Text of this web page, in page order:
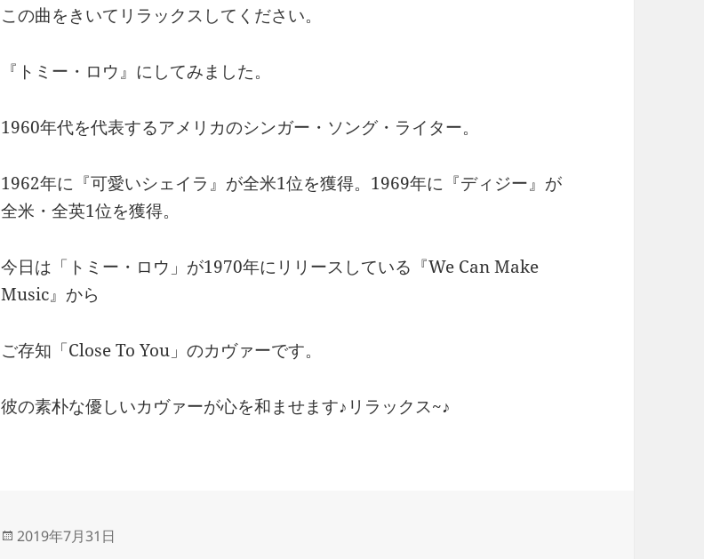
この曲をきいてリラックスしてください。
『トミー・ロウ』にしてみました。
1960年代を代表するアメリカのシンガー・ソング・ライター。
1962年に『可愛いシェイラ』が全米1位を獲得。1969年に『ディジー』が
全米・全英1位を獲得。
今日は「トミー・ロウ」が1970年にリリースしている『We Can Make
Music』から
ご存知「Close To You」のカヴァーです。
彼の素朴な優しいカヴァーが心を和ませます♪リラックス~♪
投
2019年7月31日